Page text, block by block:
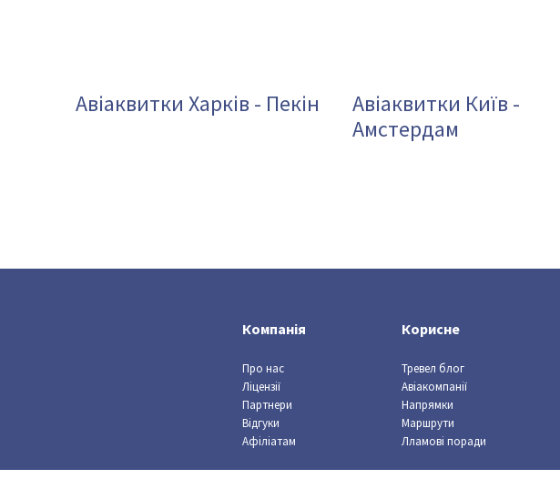
Авіаквитки Харків - Пекін
Авіаквитки Київ -
Амстердам
Компанія
Про нас
Ліцензії
Партнери
Відгуки
Афіліатам
Корисне
Тревел блог
Авіакомпанії
Напрямки
Маршрути
Лламові поради